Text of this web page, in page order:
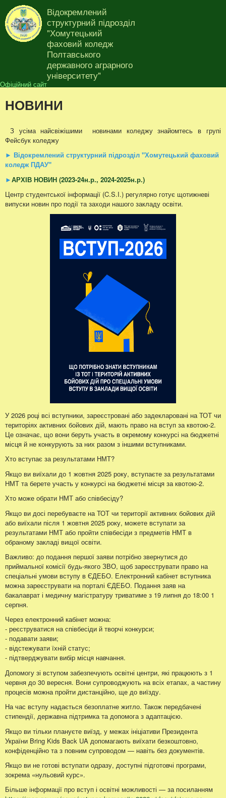
Перейти до основного
матеріалу
Відокремлений
структурний підрозділ
"Хомутецький
фаховий коледж
Полтавського
державного аграрного
університету"
Офіційний сайт
НОВИНИ
З усіма найсвіжішими новинами коледжу знайомтесь в групі
Фейсбук коледжу
► Відокремлений структурний підрозділ "Хомутецький фаховий
коледж ПДАУ"
►АРХІВ НОВИН (2023-24н.р., 2024-2025н.р.)
Центр студентської інформації (C.S.I.) регулярно готує щотижневі
випуски новин про події та заходи нашого закладу освіти.
У 2026 році всі вступники, зареєстровані або задекларовані на ТОТ чи
територіях активних бойових дій, мають право на вступ за квотою-2.
Це означає, що вони беруть участь в окремому конкурсі на бюджетні
місця й не конкурують за них разом з іншими вступниками.
Хто вступає за результатами НМТ?
Якщо ви виїхали до 1 жовтня 2025 року, вступаєте за результатами
НМТ та берете участь у конкурсі на бюджетні місця за квотою-2.
Хто може обрати НМТ або співбесіду?
Якщо ви досі перебуваєте на ТОТ чи території активних бойових дій
або виїхали після 1 жовтня 2025 року, можете вступати за
результатами НМТ або пройти співбесіди з предметів НМТ в
обраному закладі вищої освіти.
Важливо: до подання першої заяви потрібно звернутися до
приймальної комісії будь-якого ЗВО, щоб зареєструвати право на
спеціальні умови вступу в ЄДЕБО. Електронний кабінет вступника
можна зареєструвати на порталі ЄДЕБО. Подання заяв на
бакалаврат і медичну магістратуру триватиме з 19 липня до 18:00 1
серпня.
Через електронний кабінет можна:
- реєструватися на співбесіди й творчі конкурси;
- подавати заяви;
- відстежувати їхній статус;
- підтверджувати вибір місця навчання.
Допомогу зі вступом забезпечують освітні центри, які працюють з 1
червня до 30 вересня. Вони супроводжують на всіх етапах, а частину
процесів можна пройти дистанційно, ще до виїзду.
На час вступу надається безоплатне житло. Також передбачені
стипендії, державна підтримка та допомога з адаптацією.
Якщо ви тільки плануєте виїзд, у межах ініціативи Президента
України Bring Kids Back UA допомагають виїхати безкоштовно,
конфіденційно та з повним супроводом — навіть без документів.
Якщо ви не готові вступати одразу, доступні підготовчі програми,
зокрема «нульовий курс».
Більше інформації про вступ і освітні можливості — за посиланням